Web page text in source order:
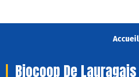
Accueil
Biocoop De Lauragais